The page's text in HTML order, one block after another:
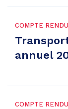
COMPTE RENDU
annuel
COMPTE RENDU